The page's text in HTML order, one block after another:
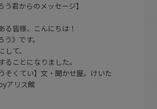
う君からのメッセージ】
る皆様、こんにちは！
う》です。
て、
ことになりました。
そくてい】文・聞かせ屋。けいた
アリス館